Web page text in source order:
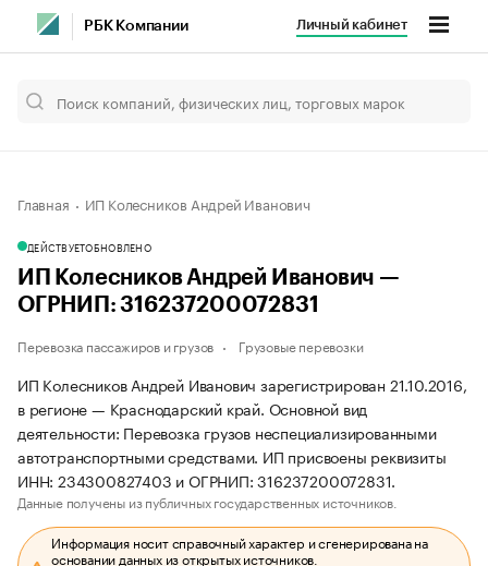
РБК Компании Личный кабинет
Главная ИП Колесников Андрей Иванович
ДЕЙСТВУЕТОБНОВЛЕНО
ИП Колесников Андрей Иванович —
ОГРНИП: 316237200072831
Перевозка пассажиров и грузов Грузовые перевозки
ИП Колесников Андрей Иванович зарегистрирован 21.10.2016,
в регионе — Краснодарский край. Основной вид
деятельности: Перевозка грузов неспециализированными
автотранспортными средствами. ИП присвоены реквизиты
ИНН: 234300827403 и ОГРНИП: 316237200072831.
Данные получены из публичных государственных источников.
Информация носит справочный характер и сгенерирована на
основании данных из открытых источников.